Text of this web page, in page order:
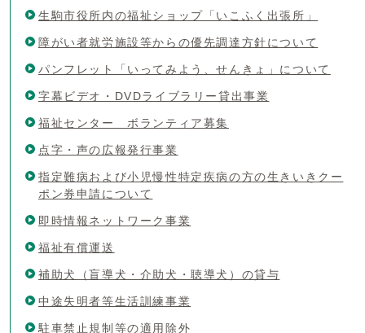
生駒市役所内の福祉ショップ「いこふく出張所」
障がい者就労施設等からの優先調達方針について
パンフレット「いってみよう、せんきょ」について
字幕ビデオ・DVDライブラリー貸出事業
福祉センター ボランティア募集
点字・声の広報発行事業
指定難病および小児慢性特定疾病の方の生きいきクー
ポン券申請について
即時情報ネットワーク事業
福祉有償運送
補助犬（盲導犬・介助犬・聴導犬）の貸与
中途失明者等生活訓練事業
駐車禁止規制等の適用除外